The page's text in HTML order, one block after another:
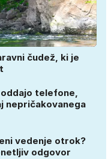
čudež, ki je
telefone,
nepričakovanega
vedenje otrok?
odgovor